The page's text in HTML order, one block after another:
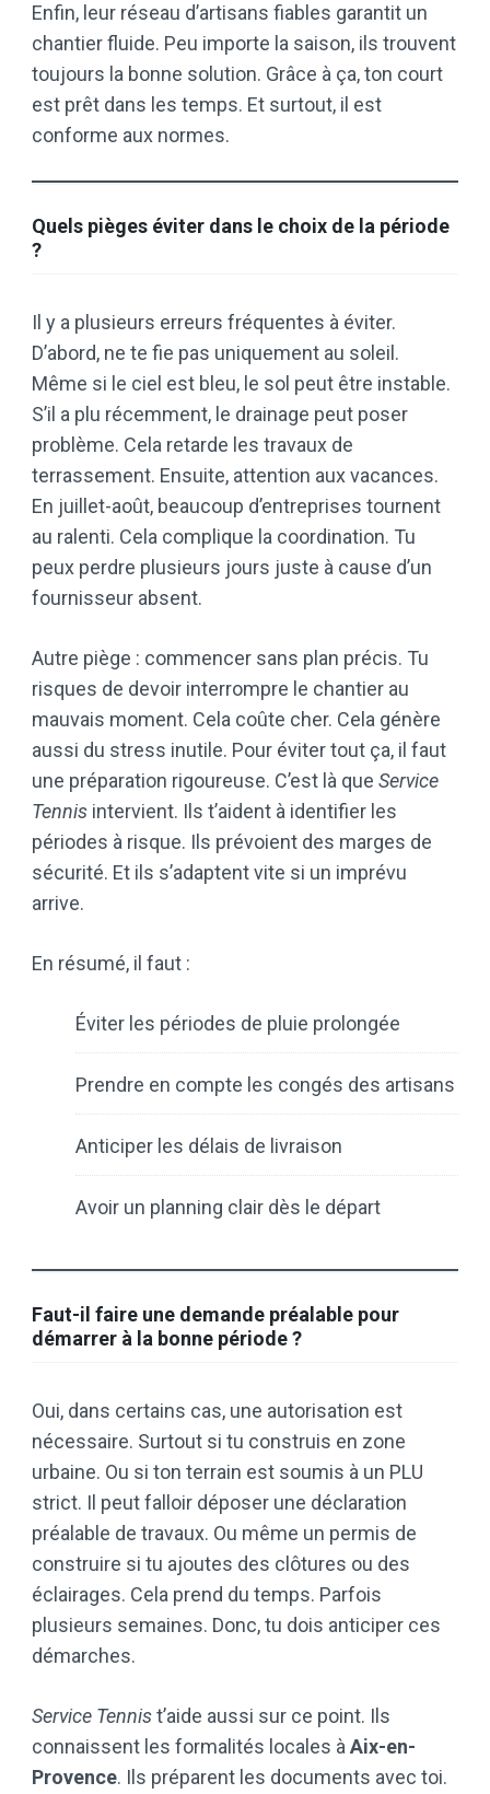
Enfin, leur réseau d’artisans fiables garantit un
chantier fluide. Peu importe la saison, ils trouvent
toujours la bonne solution. Grâce à ça, ton court
est prêt dans les temps. Et surtout, il est
conforme aux normes.
Quels pièges éviter dans le choix de la période
?
Il y a plusieurs erreurs fréquentes à éviter.
D’abord, ne te fie pas uniquement au soleil.
Même si le ciel est bleu, le sol peut être instable.
S’il a plu récemment, le drainage peut poser
problème. Cela retarde les travaux de
terrassement. Ensuite, attention aux vacances.
En juillet-août, beaucoup d’entreprises tournent
au ralenti. Cela complique la coordination. Tu
peux perdre plusieurs jours juste à cause d’un
fournisseur absent.
Autre piège : commencer sans plan précis. Tu
risques de devoir interrompre le chantier au
mauvais moment. Cela coûte cher. Cela génère
aussi du stress inutile. Pour éviter tout ça, il faut
une préparation rigoureuse. C’est là que Service
Tennis intervient. Ils t’aident à identifier les
périodes à risque. Ils prévoient des marges de
sécurité. Et ils s’adaptent vite si un imprévu
arrive.
En résumé, il faut :
Éviter les périodes de pluie prolongée
Prendre en compte les congés des artisans
Anticiper les délais de livraison
Avoir un planning clair dès le départ
Faut-il faire une demande préalable pour
démarrer à la bonne période ?
Oui, dans certains cas, une autorisation est
nécessaire. Surtout si tu construis en zone
urbaine. Ou si ton terrain est soumis à un PLU
strict. Il peut falloir déposer une déclaration
préalable de travaux. Ou même un permis de
construire si tu ajoutes des clôtures ou des
éclairages. Cela prend du temps. Parfois
plusieurs semaines. Donc, tu dois anticiper ces
démarches.
Service Tennist’aide aussi sur ce point. Ils
connaissent les formalités locales àAix-en-
Provence. Ils préparent les documents avec toi.